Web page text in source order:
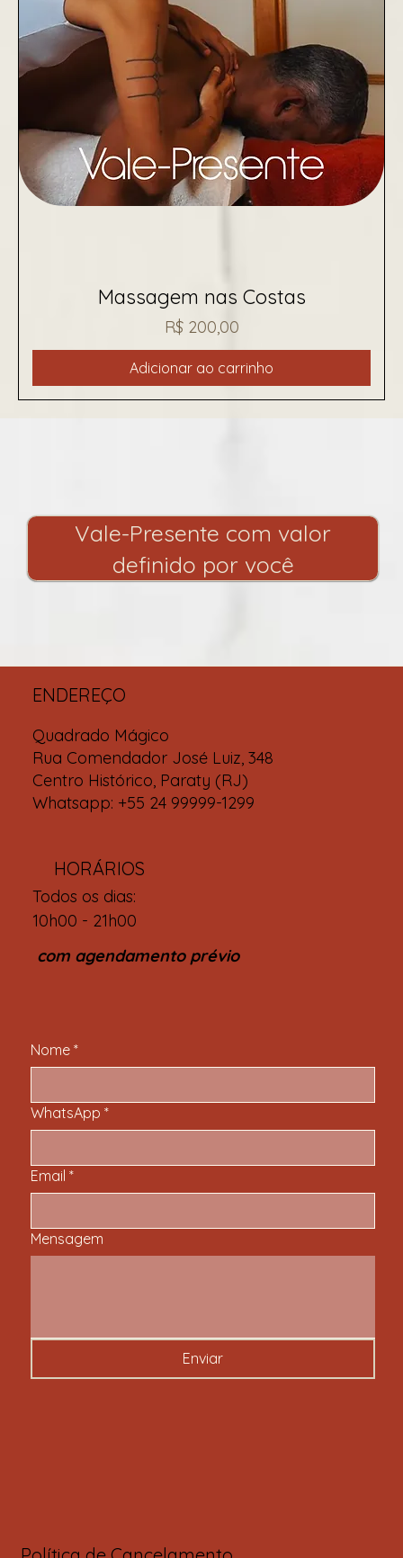
Massagem nas Costas
Preço
R$ 200,00
Adicionar ao carrinho
Vale-Presente com valor
definido por você
Quadrado Mágico
Rua Comendador José Luiz, 348
Centro Histórico, Paraty (RJ)
Whatsapp: +55 24 99999-1299
ENDEREÇO
HORÁRIOS
Todos os dias:
10h00 - 21h00
com agendamento prévio
Nome *
WhatsApp *
Email *
Mensagem
Enviar